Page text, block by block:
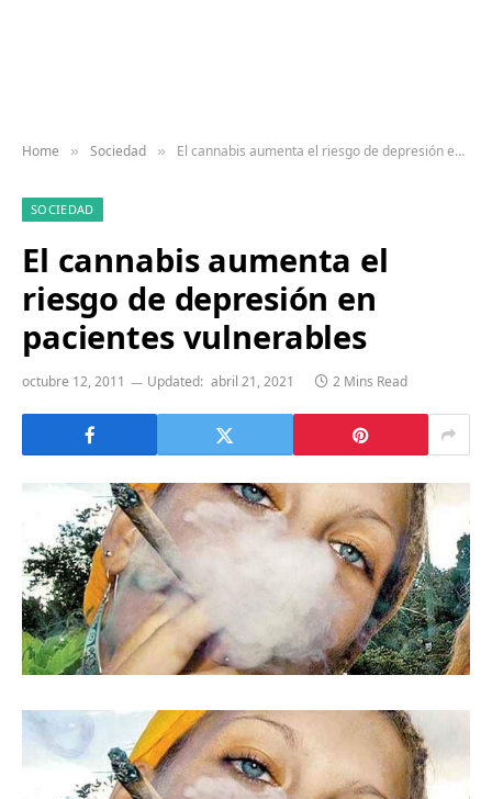
Home » Sociedad » El cannabis aumenta el riesgo de depresión en pacientes vulnerables
SOCIEDAD
El cannabis aumenta el
riesgo de depresión en
pacientes vulnerables
octubre 12, 2011 Updated: abril 21, 2021 2 Mins Read